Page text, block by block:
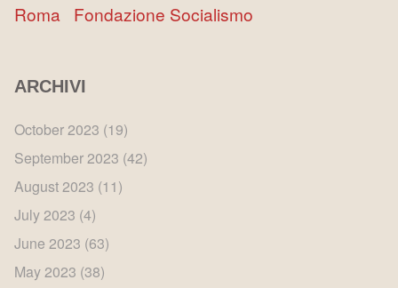
Roma Fondazione Socialismo
ARCHIVI
October 2023 (19)
September 2023 (42)
August 2023 (11)
July 2023 (4)
June 2023 (63)
May 2023 (38)